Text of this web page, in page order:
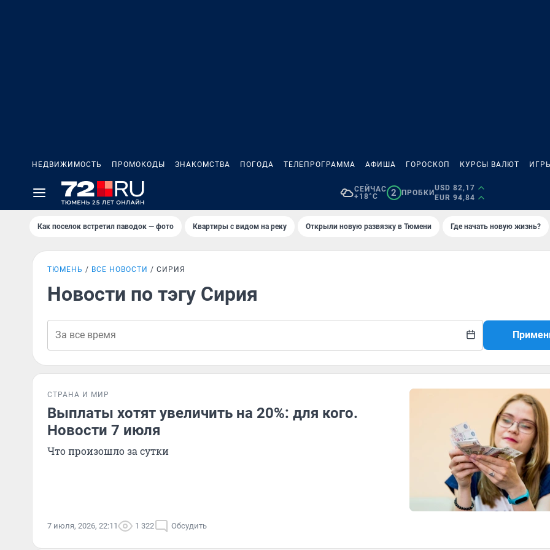
НЕДВИЖИМОСТЬ ПРОМОКОДЫ ЗНАКОМСТВА ПОГОДА ТЕЛЕПРОГРАММА АФИША ГОРОСКОП КУРСЫ ВАЛЮТ
СЕЙЧАС
+18°C
2 ПРОБКИ
USD 82,17
EUR 94,84
Как поселок встретил паводок — фото Квартиры с видом на реку Открыли новую развязку в Тюмени Где начать новую жизнь?
ТЮМЕНЬ ВСЕ НОВОСТИ СИРИЯ
Новости по тэгу Сирия
СТРАНА И МИР
Выплаты хотят увеличить на 20%: для кого.
Новости 7 июля
Что произошло за сутки
7 июля, 2026, 22:11 1 322 Обсудить